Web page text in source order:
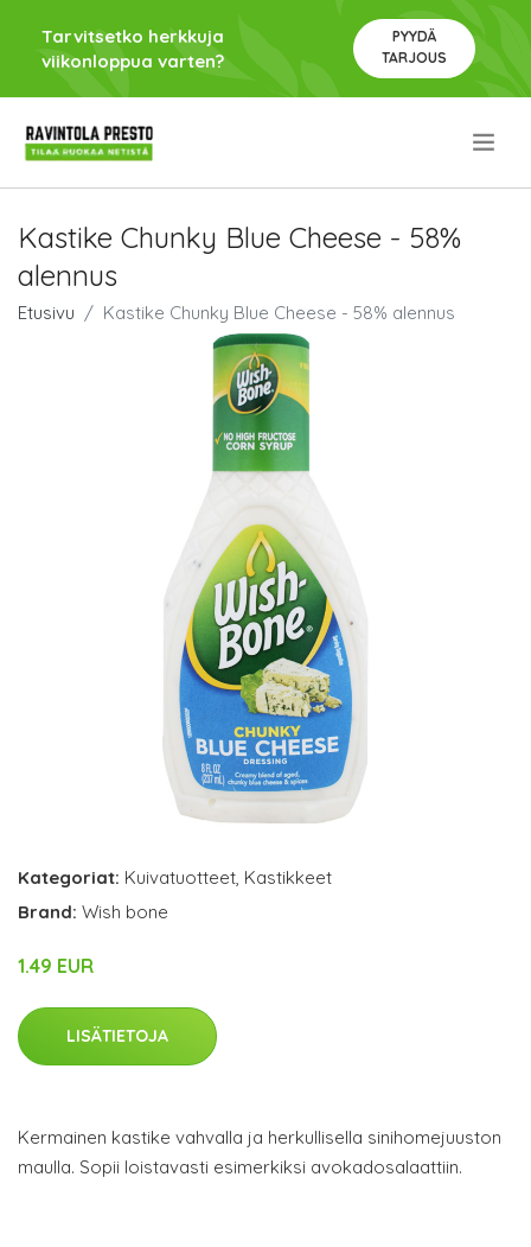
Tarvitsetko herkkuja
viikonloppua varten?
PYYDÄ
TARJOUS
Kastike Chunky Blue Cheese - 58%
alennus
Etusivu Kastike Chunky Blue Cheese - 58% alennus
Kategoriat: Kuivatuotteet, Kastikkeet
Brand: Wish bone
1.49 EUR
LISÄTIETOJA
Kermainen kastike vahvalla ja herkullisella sinihomejuuston
maulla. Sopii loistavasti esimerkiksi avokadosalaattiin.